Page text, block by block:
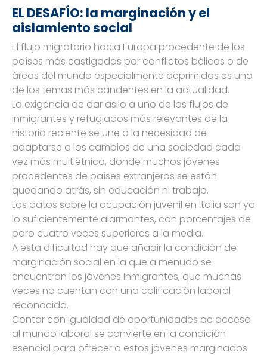
EL DESAFÍO: la marginación y el
aislamiento social
El flujo migratorio hacia Europa procedente de los
países más castigados por conflictos bélicos o de
áreas del mundo especialmente deprimidas es uno
de los temas más candentes en la actualidad.
La exigencia de dar asilo a uno de los flujos de
inmigrantes y refugiados más relevantes de la
historia reciente se une a la necesidad de
adaptarse a los cambios de una sociedad cada
vez más multiétnica, donde muchos jóvenes
procedentes de países extranjeros se están
quedando atrás, sin educación ni trabajo.
Los datos sobre la ocupación juvenil en Italia son ya
lo suficientemente alarmantes, con porcentajes de
paro cuatro veces superiores a la media.
A esta dificultad hay que añadir la condición de
marginación social en la que a menudo se
encuentran los jóvenes inmigrantes, que muchas
veces no cuentan con una calificación laboral
reconocida.
Contar con igualdad de oportunidades de acceso
al mundo laboral se convierte en la condición
esencial para ofrecer a estos jóvenes marginados